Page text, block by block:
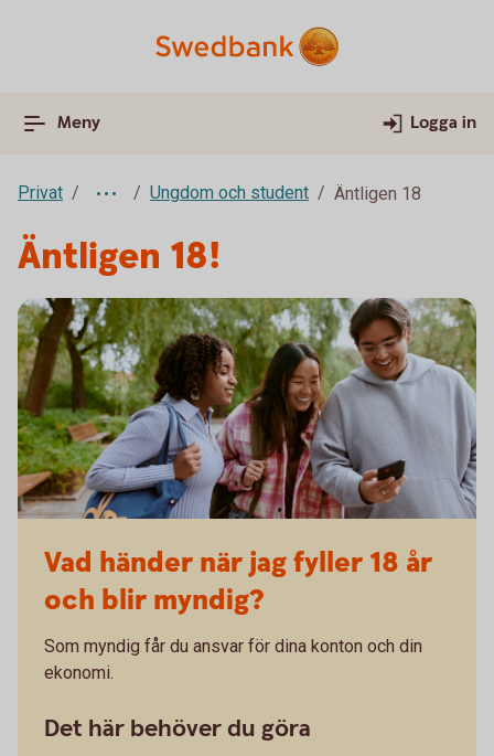
Meny Logga in
Privat Ungdom och student Äntligen 18
Äntligen 18!
Vad händer när jag fyller 18 år
och blir myndig?
Som myndig får du ansvar för dina konton och din
ekonomi.
Det här behöver du göra